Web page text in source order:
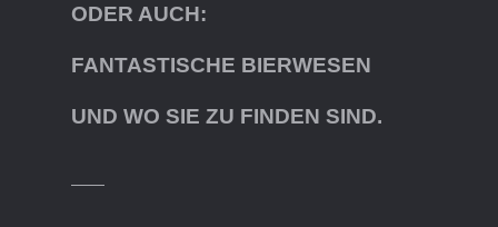
ODER AUCH:
FANTASTISCHE BIERWESEN
UND WO SIE ZU FINDEN SIND.